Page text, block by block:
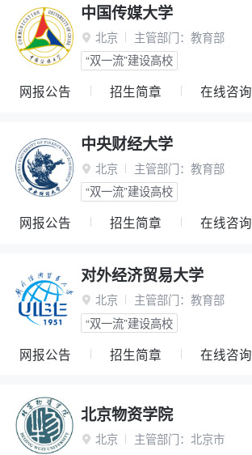
中国传媒大学
 北京 主管部门： 教育部
“双一流”建设高校
网报公告 招生简章 在线咨询
中央财经大学
 北京 主管部门： 教育部
“双一流”建设高校
网报公告 招生简章 在线咨询
对外经济贸易大学
 北京 主管部门： 教育部
“双一流”建设高校
网报公告 招生简章 在线咨询
北京物资学院
 北京 主管部门： 北京市